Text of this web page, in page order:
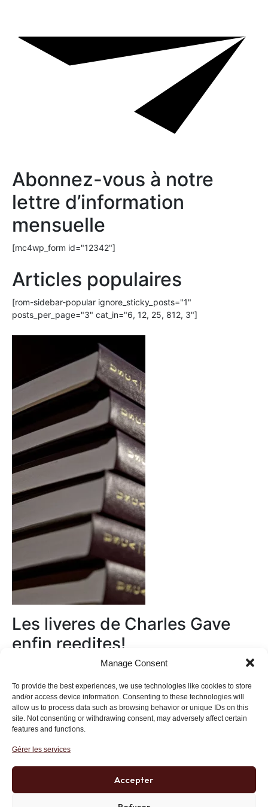
Manage Consent
To provide the best experiences, we use technologies like cookies to store
and/or access device information. Consenting to these technologies will
allow us to process data such as browsing behavior or unique IDs on this
site. Not consenting or withdrawing consent, may adversely affect certain
features and functions.
Gérer les services
Accepter
Abonnez-vous à notre
lettre d’information
mensuelle
[mc4wp_form id="12342"]
Articles populaires
[rom-sidebar-popular ignore_sticky_posts="1"
posts_per_page="3" cat_in="6, 12, 25, 812, 3"]
Les liveres de Charles Gave
enfin reedites!
Institut des Libertés
27 bis rue Copernic, 75116, Paris
+33 (0)1 71 20 45 39